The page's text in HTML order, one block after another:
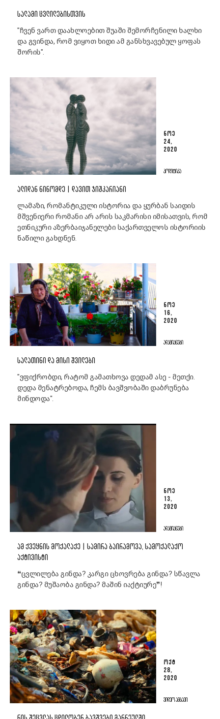
ᲡᲐᲚᲐᲛᲘ ᲪᲕᲚᲘᲚᲔᲑᲘᲡᲗᲕᲘᲡ
"ჩვენ ვართ დაახლოებით შუაში შემორჩენილი ხალხი
და გვინდა, რომ ვიყოთ ხიდი ამ განსხვავებულ ყოფას
შორის".
ᲜᲝᲔ
24,
2020
ᲞᲝᲚᲘᲢᲘᲙᲐ
ᲐᲚᲘᲓᲐᲜ ᲜᲘᲜᲝᲛᲓᲔ | ᲓᲐᲕᲘᲗ ᲯᲘᲨᲙᲐᲠᲘᲐᲜᲘ
ლამაზი, რომანტიკული ისტორია და ყურბან საიდის
მშვენიერი რომანი არ არის საკმარისი იმისათვის, რომ
ეთნიკური აზერბაიჯანელები საქართველოს ისტორიის
ნაწილი გახდნენ.
ᲜᲝᲔ
16,
2020
ᲐᲓᲐᲛᲘᲐᲜᲔᲑᲘ
ᲡᲐᲚᲐᲗᲘᲜᲘ ᲓᲐ ᲛᲘᲡᲘ ᲨᲕᲘᲚᲔᲑᲘ
"ვფიქრობდი, რატომ გამათხოვა დედამ ასე - მეთქი.
დედა მენატრებოდა, ჩემს ბავშვობაში დაბრუნება
მინდოდა".
ᲜᲝᲔ
13,
2020
ᲐᲓᲐᲛᲘᲐᲜᲔᲑᲘ
ᲐᲛ ᲥᲕᲔᲧᲜᲘᲡ ᲛᲝᲥᲐᲚᲐᲥᲔ | ᲡᲐᲛᲘᲠᲐ ᲑᲐᲘᲠᲐᲛᲝᲕᲐ, ᲡᲐᲛᲝᲥᲐᲚᲐᲥᲝ
ᲐᲥᲢᲘᲕᲘᲡᲢᲘ
❝ცვლილება გინდა? კარგი ცხოვრება გინდა? სწავლა
გინდა? მუშაობა გინდა? მაშინ იაქტიურე❞!
ᲝᲥᲢ
28,
2020
ᲕᲘᲓᲔᲝ ᲐᲛᲑᲐᲕᲘ